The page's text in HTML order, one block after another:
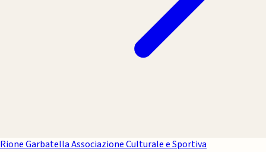
Rione GarbatellaAssociazione Culturale e Sportiva